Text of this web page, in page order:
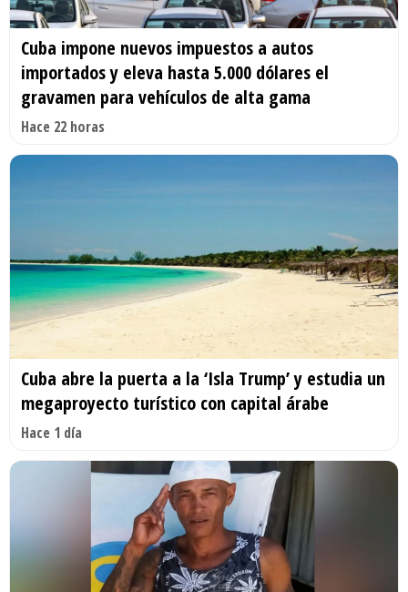
Cuba impone nuevos impuestos a autos
importados y eleva hasta 5.000 dólares el
gravamen para vehículos de alta gama
Hace 22 horas
Cuba abre la puerta a la ‘Isla Trump’ y estudia un
megaproyecto turístico con capital árabe
Hace 1 día